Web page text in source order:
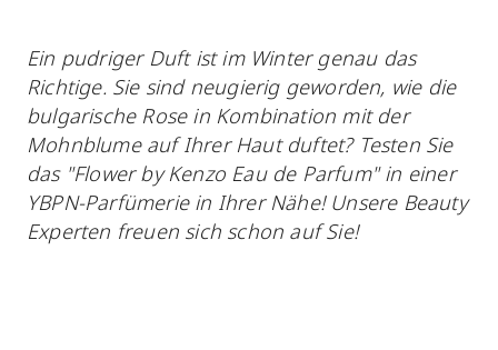
Ein pudriger Duft ist im Winter genau das
Richtige. Sie sind neugierig geworden, wie die
bulgarische Rose in Kombination mit der
Mohnblume auf Ihrer Haut duftet? Testen Sie
das "Flower by Kenzo Eau de Parfum" in einer
YBPN-Parfümerie in Ihrer Nähe! Unsere Beauty
Experten freuen sich schon auf Sie!